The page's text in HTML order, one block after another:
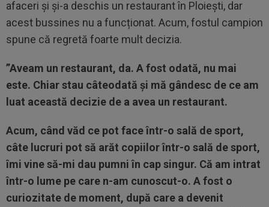
afaceri și și-a deschis un restaurant în Ploiești, dar
acest bussines nu a funcționat. Acum, fostul campion
spune că regretă foarte mult decizia.
”Aveam un restaurant, da. A fost odată, nu mai
este. Chiar stau câteodată și mă gândesc de ce am
luat această decizie de a avea un restaurant.
Acum, când văd ce pot face într-o sală de sport,
câte lucruri pot să arăt copiilor într-o sală de sport,
îmi vine să-mi dau pumni în cap singur. Că am intrat
într-o lume pe care n-am cunoscut-o. A fost o
curiozitate de moment, după care a devenit